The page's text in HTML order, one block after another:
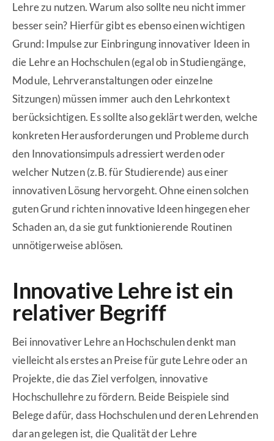
Lehre zu nutzen. Warum also sollte neu nicht immer
besser sein? Hierfür gibt es ebenso einen wichtigen
Grund: Impulse zur Einbringung innovativer Ideen in
die Lehre an Hochschulen (egal ob in Studiengänge,
Module, Lehrveranstaltungen oder einzelne
Sitzungen) müssen immer auch den Lehrkontext
berücksichtigen. Es sollte also geklärt werden, welche
konkreten Herausforderungen und Probleme durch
den Innovationsimpuls adressiert werden oder
welcher Nutzen (z.B. für Studierende) aus einer
innovativen Lösung hervorgeht. Ohne einen solchen
guten Grund richten innovative Ideen hingegen eher
Schaden an, da sie gut funktionierende Routinen
unnötigerweise ablösen.
Innovative Lehre ist ein
relativer Begriff
Bei innovativer Lehre an Hochschulen denkt man
vielleicht als erstes an Preise für gute Lehre oder an
Projekte, die das Ziel verfolgen, innovative
Hochschullehre zu fördern. Beide Beispiele sind
Belege dafür, dass Hochschulen und deren Lehrenden
daran gelegen ist, die Qualität der Lehre